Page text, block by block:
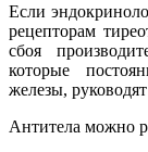
Если
рецепторам
сбоя
которые
железы,
Антитела можно